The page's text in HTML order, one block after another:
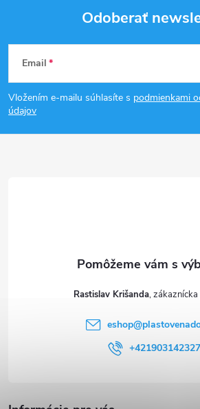
Z
á
p
Odoberať
Email
Vložením e-mailu súhlasíte s podmienkami
údajov
Rastislav Krišanda
eshop@
+421903142327